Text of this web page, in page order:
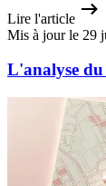
Lire l'article
Mis à jour le 29
L'analyse